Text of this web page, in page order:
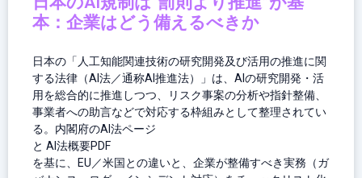
本：企業はどう備えるべきか
日本の「人工知能関連技術の研究開発及び活用の推進に関
する法律（AI法／通称AI推進法）」は、AIの研究開発・活
用を総合的に推進しつつ、リスク事案の分析や指針整備、
事業者への助言などで対応する枠組みとして整理されてい
る。内閣府のAI法ページ
と AI法概要PDF
を基に、EU／米国との違いと、企業が整備すべき実務（ガ